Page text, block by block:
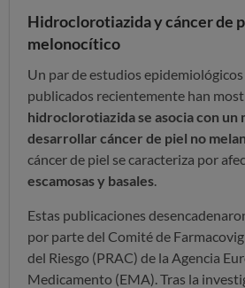
Hidroclorotiazida y cáncer de
melonocítico
Un par de estudios
publicados recientemente han
hidroclorotiazida se asocia con un
desarrollar cáncer de piel no
cáncer de piel se caracteriza por
escamosas y basales.
Estas publicaciones
por parte del Comité de
del Riesgo (PRAC) de la Agencia
Medicamento (EMA). Tras la